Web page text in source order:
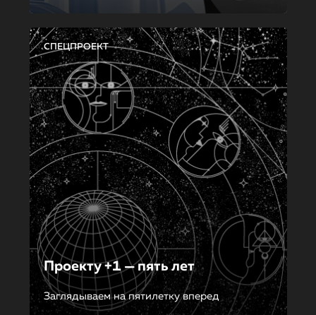
СПЕЦПРОЕКТ
Проекту +1 — пять лет
Заглядываем на пятилетку вперед